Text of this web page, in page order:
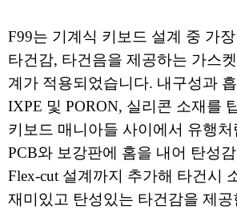
F99는 기계식 키보드 설계 중 가
타건감, 타건음을 제공하는 가스
계가 적용되었습니다. 내구성과
IXPE 및 PORON, 실리콘 소재를
키보드 매니아들 사이에서 유행
PCB와 보강판에 홈을 내어 탄성
Flex-cut 설계까지 추가해 타건시
재미있고 탄성있는 타건감을 제공